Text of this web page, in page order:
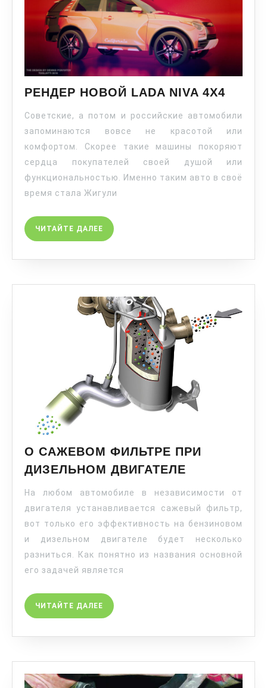
РЕНДЕР НОВОЙ LADA NIVA 4X4
Советские, а потом и российские автомобили
запоминаются вовсе не красотой или
комфортом. Скорее такие машины покоряют
сердца покупателей своей душой или
функциональностью. Именно таким авто в своё
время стала Жигули
ЧИТАЙТЕ ДАЛЕЕ
О САЖЕВОМ ФИЛЬТРЕ ПРИ
ДИЗЕЛЬНОМ ДВИГАТЕЛЕ
На любом автомобиле в независимости от
двигателя устанавливается сажевый фильтр,
вот только его эффективность на бензиновом
и дизельном двигателе будет несколько
разниться. Как понятно из названия основной
его задачей является
ЧИТАЙТЕ ДАЛЕЕ